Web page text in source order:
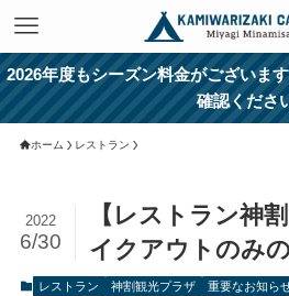
2026年度もシーズン料金がございま
確認くださ
ホーム レストラン
【レストラン神
イクアウトのみ
2022
6/30
レストラン 神割観光プラザ 重要なお知ら